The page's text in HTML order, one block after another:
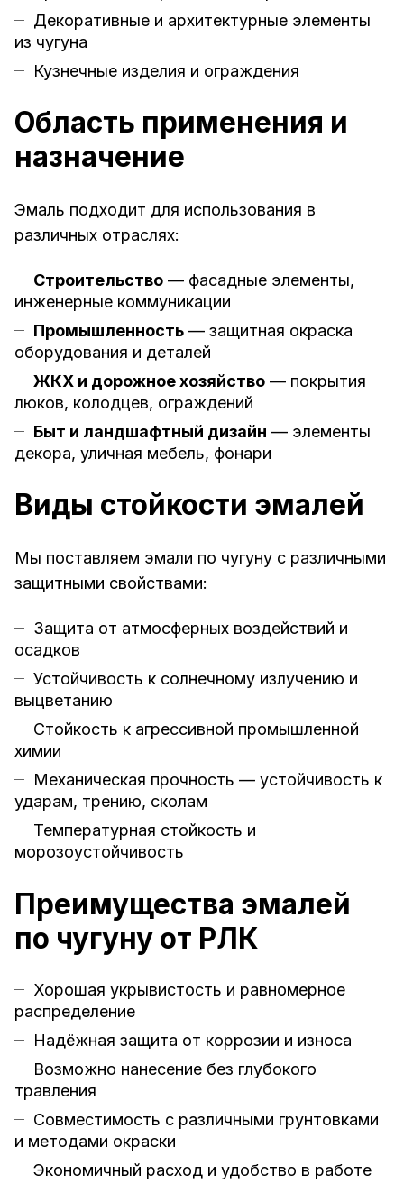
Декоративные и архитектурные элементы
из чугуна
Кузнечные изделия и ограждения
Область применения и
назначение
Эмаль подходит для использования в
различных отраслях:
Строительство — фасадные элементы,
инженерные коммуникации
Промышленность — защитная окраска
оборудования и деталей
ЖКХ и дорожное хозяйство — покрытия
люков, колодцев, ограждений
Быт и ландшафтный дизайн — элементы
декора, уличная мебель, фонари
Виды стойкости эмалей
Мы поставляем эмали по чугуну с различными
защитными свойствами:
Защита от атмосферных воздействий и
осадков
Устойчивость к солнечному излучению и
выцветанию
Стойкость к агрессивной промышленной
химии
Механическая прочность — устойчивость к
ударам, трению, сколам
Температурная стойкость и
морозоустойчивость
Преимущества эмалей
по чугуну от РЛК
Хорошая укрывистость и равномерное
распределение
Надёжная защита от коррозии и износа
Возможно нанесение без глубокого
травления
Совместимость с различными грунтовками
и методами окраски
Экономичный расход и удобство в работе